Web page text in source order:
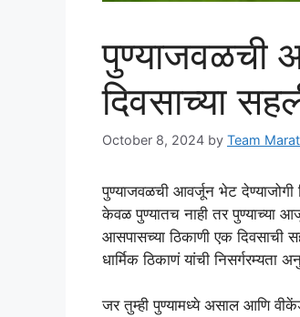
पुण्याजवळची
दिवसाच्या
October 8, 2024 by Team
पुण्याजवळची आवर्जून भेट
केवळ पुण्यातच नाही तर पुण्याच्या
आसपासच्या ठिकाणी एक दिवसाची
धार्मिक ठिकाणं यांची निसर्गरम्यता
जर तुम्ही पुण्यामध्ये असाल आणि